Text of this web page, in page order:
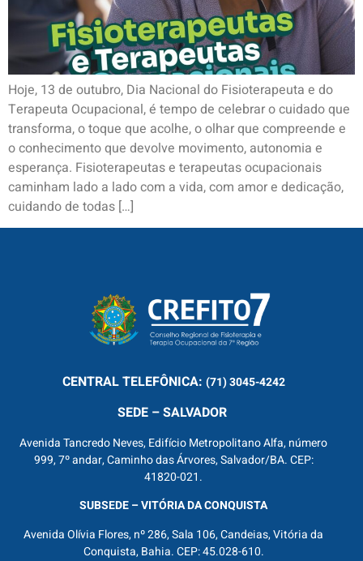
Hoje, 13 de outubro, Dia Nacional do Fisioterapeuta e do
Terapeuta Ocupacional, é tempo de celebrar o cuidado que
transforma, o toque que acolhe, o olhar que compreende e
o conhecimento que devolve movimento, autonomia e
esperança. Fisioterapeutas e terapeutas ocupacionais
caminham lado a lado com a vida, com amor e dedicação,
cuidando de todas […]
CENTRALTELEFÔNICA: (71) 3045-4242
SEDE – SALVADOR
Avenida Tancredo Neves, Edifício Metropolitano Alfa, número
999, 7º andar, Caminho das Árvores, Salvador/BA. CEP:
41820-021.
SUBSEDE – VITÓRIA DA CONQUISTA
Avenida Olívia Flores, nº 286, Sala 106, Candeias, Vitória da
Conquista, Bahia. CEP: 45.028-610.